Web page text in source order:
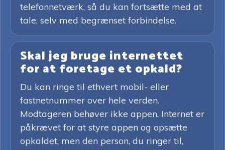
telefonnetværk, så du kan fortsætte med at
tale, selv med begrænset forbindelse.
Skal jeg bruge internettet
for at foretage et opkald?
Du kan ringe til ethvert mobil- eller
fastnetnummer over hele verden.
Modtageren behøver ikke appen. Internet er
påkrævet for at styre appen og opsætte
opkaldet, men den person, du ringer til,